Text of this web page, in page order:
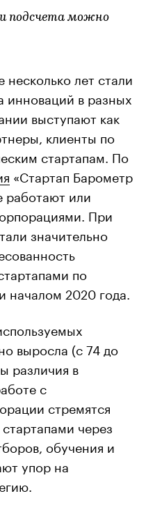
подсчета можно
лет стали
в разных
выступают как
клиенты по
стартапам. По
«Стартап Барометр
работают или
При
значительно
по
началом 2020 года.
выросла (с 74 до
различия в
с
стремятся
через
обучения и
упор на